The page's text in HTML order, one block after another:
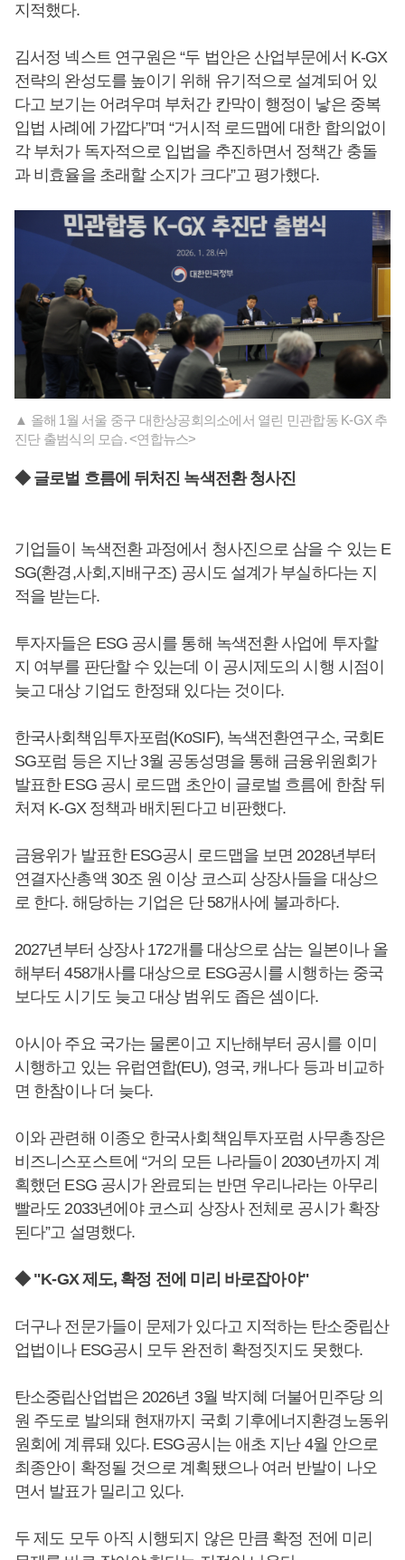
지적했다.
김서정 넥스트 연구원은 “두 법안은 산업부문에서 K-GX
전략의 완성도를 높이기 위해 유기적으로 설계되어 있
다고 보기는 어려우며 부처간 칸막이 행정이 낳은 중복
입법 사례에 가깝다”며 “거시적 로드맵에 대한 합의없이
각 부처가 독자적으로 입법을 추진하면서 정책간 충돌
과 비효율을 초래할 소지가 크다”고 평가했다.
▲ 올해 1월 서울 중구 대한상공회의소에서 열린 민관합동 K-GX 추
진단 출범식의 모습. <연합뉴스>
◆ 글로벌 흐름에 뒤처진 녹색전환 청사진
기업들이 녹색전환 과정에서 청사진으로 삼을 수 있는 E
SG(환경,사회,지배구조) 공시도 설계가 부실하다는 지
적을 받는다.
투자자들은 ESG 공시를 통해 녹색전환 사업에 투자할
지 여부를 판단할 수 있는데 이 공시제도의 시행 시점이
늦고 대상 기업도 한정돼 있다는 것이다.
한국사회책임투자포럼(KoSIF), 녹색전환연구소, 국회E
SG포럼 등은 지난 3월 공동성명을 통해 금융위원회가
발표한 ESG 공시 로드맵 초안이 글로벌 흐름에 한참 뒤
처져 K-GX 정책과 배치된다고 비판했다.
금융위가 발표한 ESG공시 로드맵을 보면 2028년부터
연결자산총액 30조 원 이상 코스피 상장사들을 대상으
로 한다. 해당하는 기업은 단 58개사에 불과하다.
2027년부터 상장사 172개를 대상으로 삼는 일본이나 올
해부터 458개사를 대상으로 ESG공시를 시행하는 중국
보다도 시기도 늦고 대상 범위도 좁은 셈이다.
아시아 주요 국가는 물론이고 지난해부터 공시를 이미
시행하고 있는 유럽연합(EU), 영국, 캐나다 등과 비교하
면 한참이나 더 늦다.
이와 관련해 이종오 한국사회책임투자포럼 사무총장은
비즈니스포스트에 “거의 모든 나라들이 2030년까지 계
획했던 ESG 공시가 완료되는 반면 우리나라는 아무리
빨라도 2033년에야 코스피 상장사 전체로 공시가 확장
된다”고 설명했다.
◆ "K-GX 제도, 확정 전에 미리 바로잡아야"
더구나 전문가들이 문제가 있다고 지적하는 탄소중립산
업법이나 ESG공시 모두 완전히 확정짓지도 못했다.
탄소중립산업법은 2026년 3월 박지혜 더불어민주당 의
원 주도로 발의돼 현재까지 국회 기후에너지환경노동위
원회에 계류돼 있다. ESG공시는 애초 지난 4월 안으로
최종안이 확정될 것으로 계획됐으나 여러 반발이 나오
면서 발표가 밀리고 있다.
두 제도 모두 아직 시행되지 않은 만큼 확정 전에 미리